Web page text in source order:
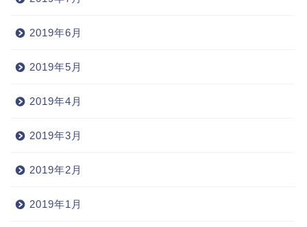
2019年6月
2019年5月
2019年4月
2019年3月
2019年2月
2019年1月